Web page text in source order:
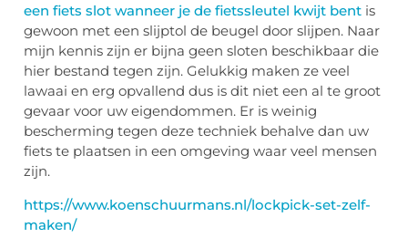
een fiets slot wanneer je de fietssleutel kwijt bent is
gewoon met een slijptol de beugel door slijpen. Naar
mijn kennis zijn er bijna geen sloten beschikbaar die
hier bestand tegen zijn. Gelukkig maken ze veel
lawaai en erg opvallend dus is dit niet een al te groot
gevaar voor uw eigendommen. Er is weinig
bescherming tegen deze techniek behalve dan uw
fiets te plaatsen in een omgeving waar veel mensen
zijn.
https://www.koenschuurmans.nl/lockpick-set-zelf-
maken/